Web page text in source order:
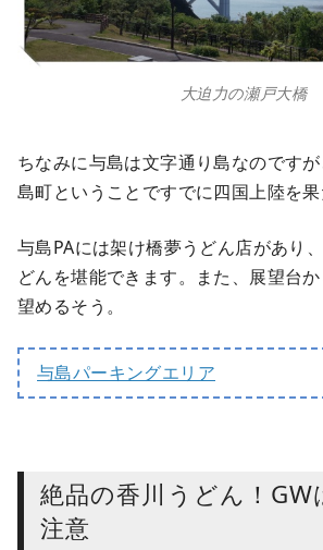
大迫力の瀬戸大橋
ちなみに与島は文字通り島なのです
島町ということですでに四国上陸を果
与島PAには架け橋夢うどん店があり
どんを堪能できます。また、展望台
望めるそう。
与島パーキングエリア
絶品の香川うどん！GW
注意